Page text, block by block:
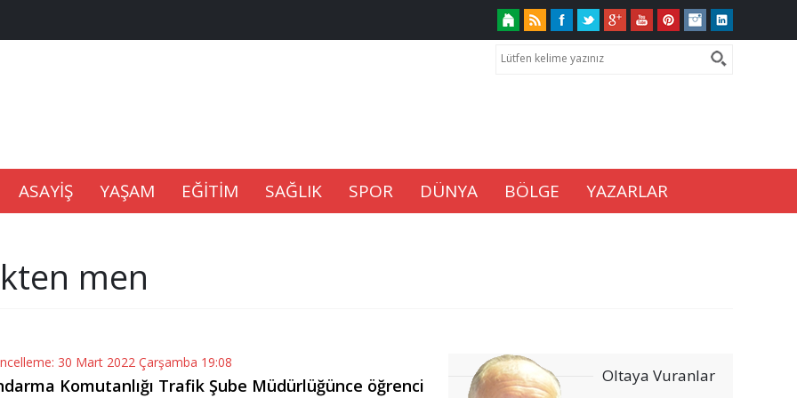
Geliyor
ASAYİŞ YAŞAM EĞİTİM SAĞLIK SPOR DÜNYA BÖLGE YAZARLAR
men
30 Mart 2022 Çarşamba 19:08
Komutanlığı Trafik Şube Müdürlüğünce öğrenci
Oltaya Vuranlar